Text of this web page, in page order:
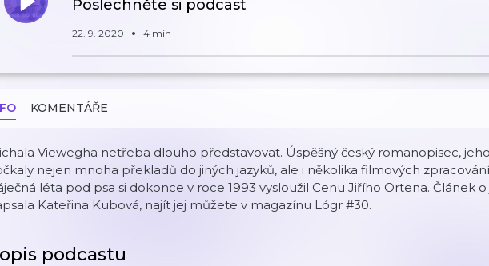
Poslechněte si podcast
22. 9. 2020 4 min
KOMENTÁŘE
Viewegha netřeba dlouho představovat. Úspěšný český romanopisec,
nejen mnoha překladů do jiných jazyků, ale i několika filmových
léta pod psa si dokonce v roce 1993 vysloužil Cenu Jiřího Ortena. Článek
Kateřina Kubová, najít jej můžete v magazínu Lógr #30.
podcastu